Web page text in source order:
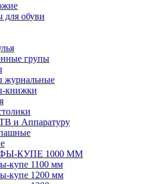
для обуви
групы
журнальные
книжки
и Аппаратуру
КУПЕ 1000 ММ
купе 1100 мм
купе 1200 мм